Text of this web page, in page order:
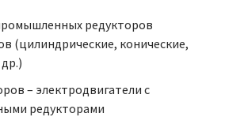
редукторов
(цилиндрические, конические,
– электродвигатели с
редукторами